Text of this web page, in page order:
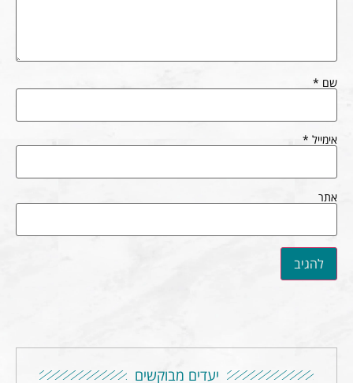
שם *
אימייל *
אתר
יעדים מבוקשים